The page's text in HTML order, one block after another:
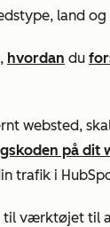
land og
hvordan du
websted,
på dit
trafik i
til værktøjet til